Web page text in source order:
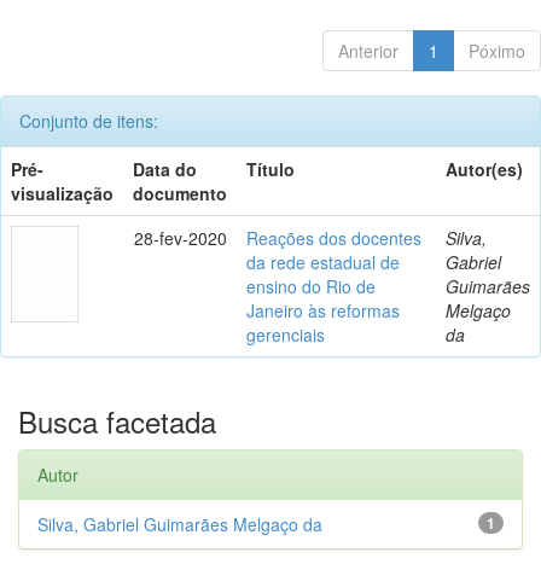
Anterior 1 Póximo
Conjunto de itens:
Pré-
visualização
Data do
documento
Título Autor(es)
28-fev-2020
Reações dos docentes
da rede estadual de
ensino do Rio de
Janeiro às reformas
gerenciais
Silva,
Gabriel
Guimarães
Melgaço
da
Busca facetada
Autor
1
Silva, Gabriel Guimarães Melgaço da